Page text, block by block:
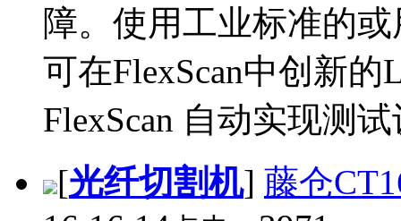
障。使用工业标准的
可在FlexScan中创新
FlexScan 自动实现测
[光纤切割机] 藤仓